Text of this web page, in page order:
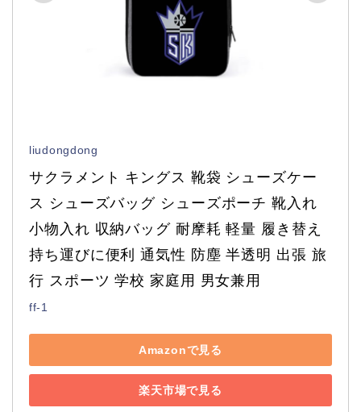
liudongdong
サクラメント キングス 靴袋 シューズケー
ス シューズバッグ シューズポーチ 靴入れ
小物入れ 収納バッグ 耐摩耗 軽量 履き替え
持ち運びに便利 通気性 防塵 半透明 出張 旅
行 スポーツ 学校 家庭用 男女兼用
ff-1
Amazonで見る
楽天市場で見る